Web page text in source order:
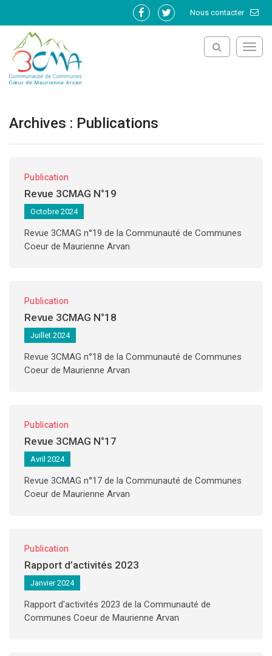
Nous contacter
Lien
Lien
Archives : Publications
Publication
Revue 3CMAG N°19
Octobre 2024
Revue 3CMAG n°19 de la Communauté de Communes
Coeur de Maurienne Arvan
Publication
Revue 3CMAG N°18
Juillet 2024
Revue 3CMAG n°18 de la Communauté de Communes
Coeur de Maurienne Arvan
Publication
Revue 3CMAG N°17
Avril 2024
Revue 3CMAG n°17 de la Communauté de Communes
Coeur de Maurienne Arvan
Publication
Rapport d’activités 2023
Janvier 2024
Rapport d'activités 2023 de la Communauté de
Communes Coeur de Maurienne Arvan